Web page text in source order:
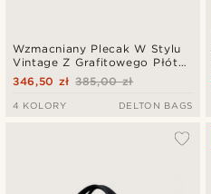
Wzmacniany Plecak W Stylu
Vintage Z Grafitowego Płótna
I Skóry
385,00 zł
346,50 zł
4 KOLORY DELTON BAGS